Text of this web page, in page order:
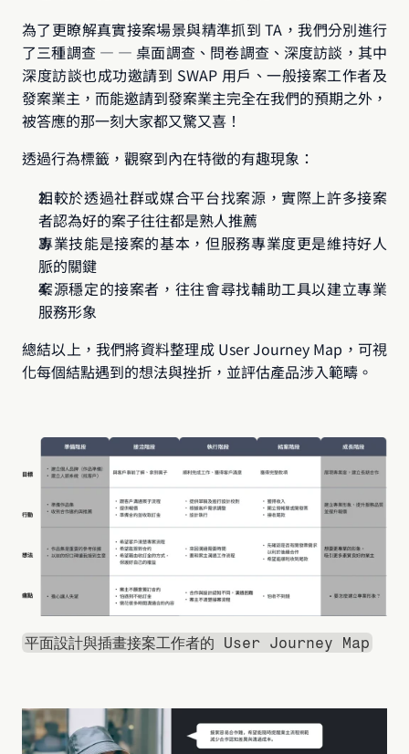
為了更瞭解真實接案場景與精準抓到 TA，我們分別進行
了三種調查 — — 桌面調查、問卷調查、深度訪談，其中
深度訪談也成功邀請到 SWAP 用戶、一般接案工作者及
發案業主，而能邀請到發案業主完全在我們的預期之外，
被答應的那一刻大家都又驚又喜！
透過行為標籤，觀察到內在特徵的有趣現象：
相較於透過社群或媒合平台找案源，實際上許多接案
者認為好的案子往往都是熟人推薦
專業技能是接案的基本，但服務專業度更是維持好人
脈的關鍵
案源穩定的接案者，往往會尋找輔助工具以建立專業
服務形象
總結以上，我們將資料整理成 User Journey Map，可視
化每個結點遇到的想法與挫折，並評估產品涉入範疇。
平面設計與插畫接案工作者的 User Journey Map